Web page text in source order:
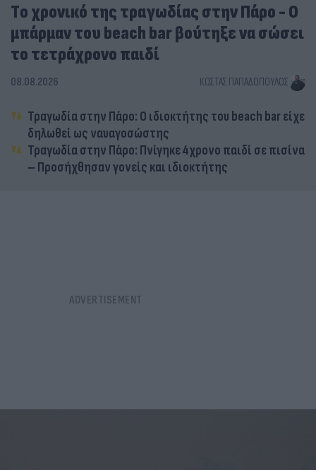
Tο χρονικό της τραγωδίας στην Πάρο - Ο
μπάρμαν του beach bar βούτηξε να σώσει
το τετράχρονο παιδί
08.08.2026 ΚΏΣΤΑΣ ΠΑΠΑΔΌΠΟΥΛΟΣ
Τραγωδία στην Πάρο: Ο ιδιοκτήτης του beach bar είχε
δηλωθεί ως ναυαγοσώστης
Τραγωδία στην Πάρο: Πνίγηκε 4χρονο παιδί σε πισίνα
– Προσήχθησαν γονείς και ιδιοκτήτης